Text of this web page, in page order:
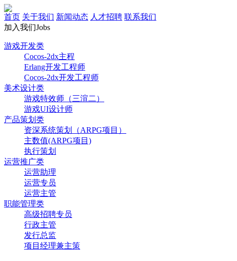
首页 关于我们 新闻动态 人才招聘 联系我们
加入我们Jobs
游戏开发类
Cocos-2dx主程
Erlang开发工程师
Cocos-2dx开发工程师
美术设计类
游戏特效师（三渲二）
游戏UI设计师
产品策划类
资深系统策划（ARPG项目）
主数值(ARPG项目)
执行策划
运营推广类
运营助理
运营专员
运营主管
职能管理类
高级招聘专员
行政主管
发行总监
项目经理兼主策